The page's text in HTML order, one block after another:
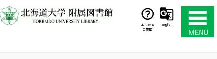
ン
テ
よくある
ご質問
English